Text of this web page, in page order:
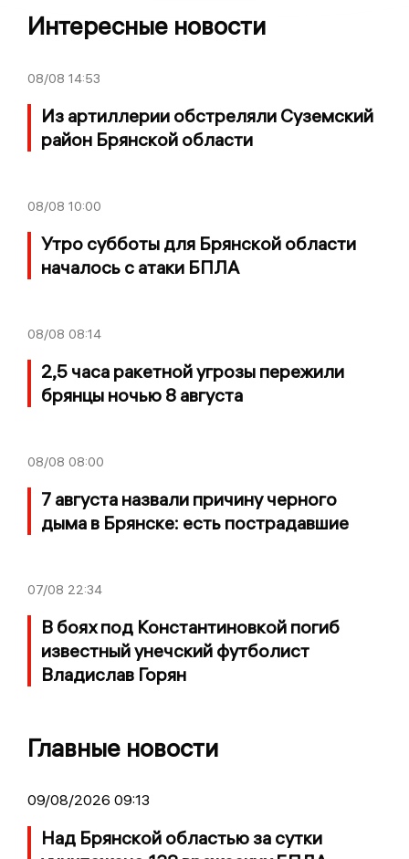
Интересные новости
08/08 14:53
Из артиллерии обстреляли Суземский
район Брянской области
08/08 10:00
Утро субботы для Брянской области
началось с атаки БПЛА
08/08 08:14
2,5 часа ракетной угрозы пережили
брянцы ночью 8 августа
08/08 08:00
7 августа назвали причину черного
дыма в Брянске: есть пострадавшие
07/08 22:34
В боях под Константиновкой погиб
известный унечский футболист
Владислав Горян
Главные новости
09/08/2026 09:13
Над Брянской областью за сутки